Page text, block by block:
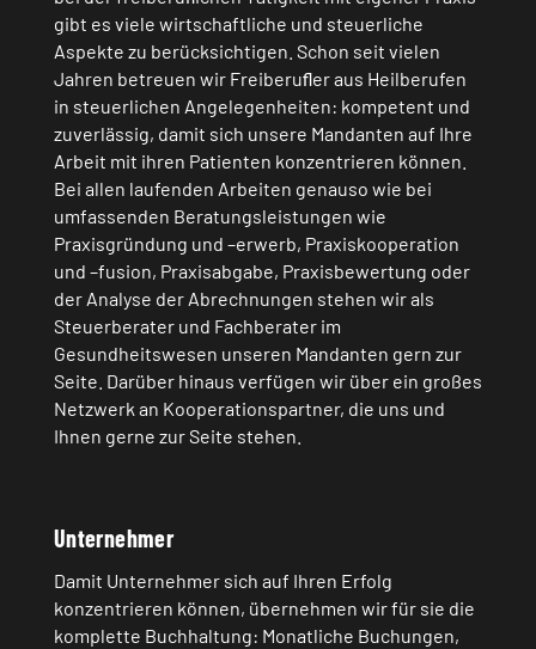
gibt es viele wirtschaftliche und steuerliche
Aspekte zu berücksichtigen. Schon seit vielen
Jahren betreuen wir Freiberuﬂer aus Heilberufen
in steuerlichen Angelegenheiten: kompetent und
zuverlässig, damit sich unsere Mandanten auf Ihre
Arbeit mit ihren Patienten konzentrieren können.
Bei allen laufenden Arbeiten genauso wie bei
umfassenden Beratungsleistungen wie
Praxisgründung und –erwerb, Praxiskooperation
und –fusion, Praxisabgabe, Praxisbewertung oder
der Analyse der Abrechnungen stehen wir als
Steuerberater und Fachberater im
Gesundheitswesen unseren Mandanten gern zur
Seite. Darüber hinaus verfügen wir über ein großes
Netzwerk an Kooperationspartner, die uns und
Ihnen gerne zur Seite stehen.
Unternehmer
Damit Unternehmer sich auf Ihren Erfolg
konzentrieren können, übernehmen wir für sie die
komplette Buchhaltung: Monatliche Buchungen,